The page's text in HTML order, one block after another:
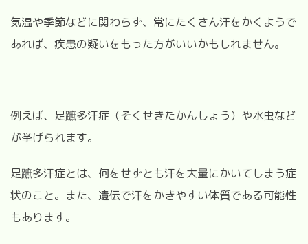
気温や季節などに関わらず、常にたくさん汗をかくようで
あれば、疾患の疑いをもった方がいいかもしれません。
例えば、足蹠多汗症（そくせきたかんしょう）や水虫など
が挙げられます。
足蹠多汗症とは、何をせずとも汗を大量にかいてしまう症
状のこと。 また、遺伝で汗をかきやすい体質である可能性
もあります。